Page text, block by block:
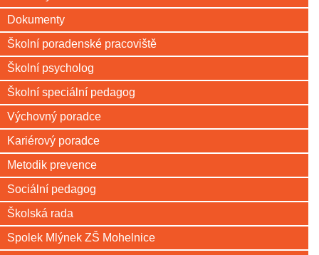
Dokumenty
Školní poradenské pracoviště
Školní psycholog
Školní speciální pedagog
Výchovný poradce
Kariérový poradce
Metodik prevence
Sociální pedagog
Školská rada
Spolek Mlýnek ZŠ Mohelnice